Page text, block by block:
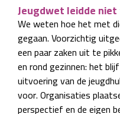
Jeugdwet leidde
We weten hoe het met
gegaan. Voorzichtig
een paar zaken uit te
en rond gezinnen: het
uitvoering van de
voor. Organisaties
perspectief en de eigen